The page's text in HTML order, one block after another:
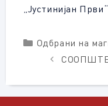
„Јустинијан
Categories
Одбрани на